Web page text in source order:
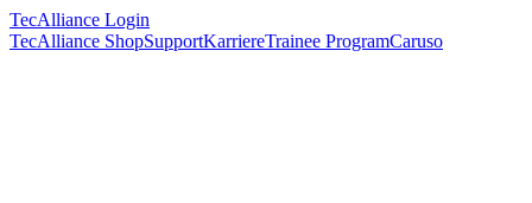
TecAlliance Login
TecAlliance ShopSupportKarriereTrainee ProgramCaruso